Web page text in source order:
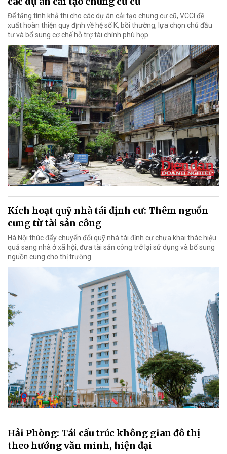
Để tăng tính khả thi cho các dự án cải tạo chung cư cũ, VCCI đề
xuất hoàn thiện quy định về hệ số K, bồi thường, lựa chọn chủ đầu
tư và bổ sung cơ chế hỗ trợ tài chính phù hợp.
Kích hoạt quỹ nhà tái định cư: Thêm nguồn
cung từ tài sản công
Hà Nội thúc đẩy chuyển đổi quỹ nhà tái định cư chưa khai thác hiệu
quả sang nhà ở xã hội, đưa tài sản công trở lại sử dụng và bổ sung
nguồn cung cho thị trường.
Hải Phòng: Tái cấu trúc không gian đô thị
theo hướng văn minh, hiện đại